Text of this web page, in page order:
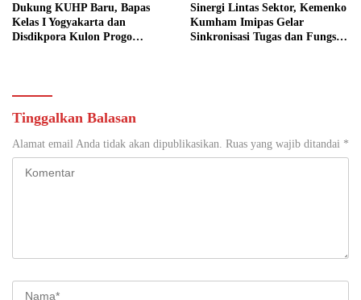
Dukung KUHP Baru, Bapas
Kelas I Yogyakarta dan
Disdikpora Kulon Progo
Sinergi Lintas Sektor, Kemenko
Kumham Imipas Gelar
Sinkronisasi Tugas dan Fungsi
Tinggalkan Balasan
Alamat email Anda tidak akan dipublikasikan. Ruas yang wajib ditandai *